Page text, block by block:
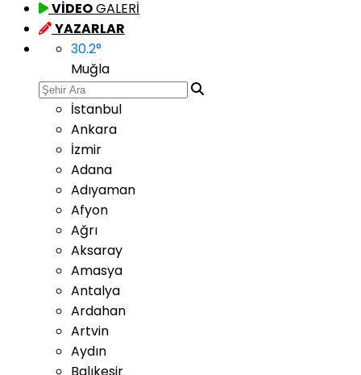
VİDEOGALERİ
YAZARLAR
30.2°
Muğla
İstanbul
Ankara
İzmir
Adana
Adıyaman
Afyon
Ağrı
Aksaray
Amasya
Antalya
Ardahan
Artvin
Aydın